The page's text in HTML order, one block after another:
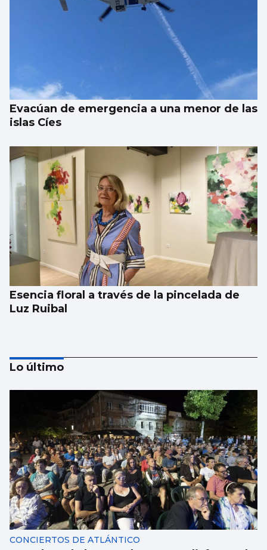
Evacúan de emergencia a una menor de las
islas Cíes
Esencia floral a través de la pincelada de
Luz Ruibal
Xanma Louro, de The Rapants: “Sempre foi
complicado dicir que tocamos. Somos un
guiso, abertos a todo”
Lo último
CONCIERTOS DE ATLÁNTICO